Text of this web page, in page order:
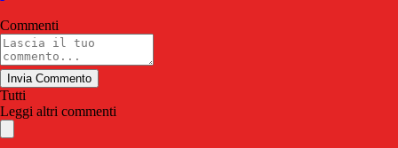
Commenti
Invia Commento
Tutti
Leggi altri commenti